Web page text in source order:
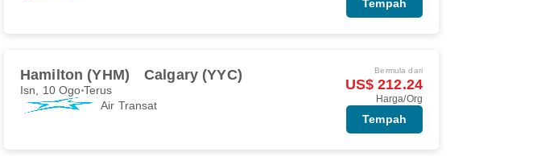
Tempah
Hamilton (YHM) Calgary (YYC)
Isn, 10 Ogo Terus
Air Transat
Bermula dari
US$ 212.24
Harga/Org
Tempah